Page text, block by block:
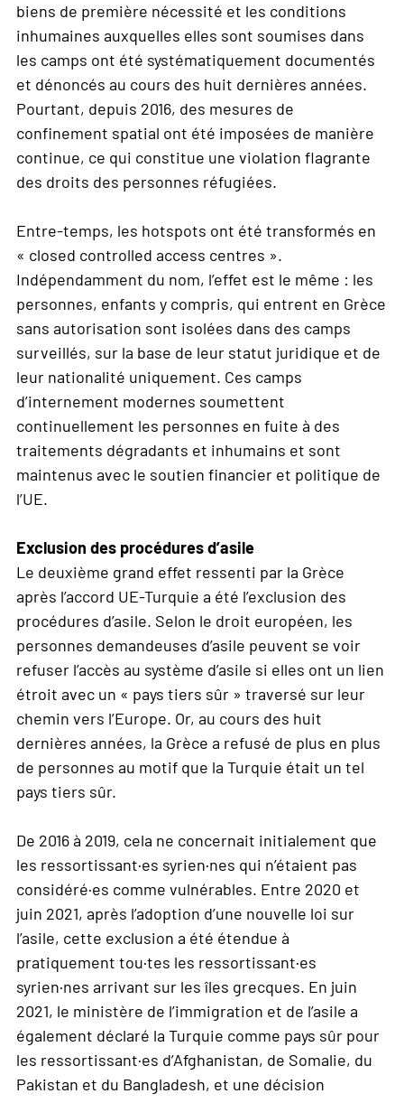
biens de première nécessité et les conditions
inhumaines auxquelles elles sont soumises dans
les camps ont été systématiquement documentés
et dénoncés au cours des huit dernières années.
Pourtant, depuis 2016, des mesures de
confinement spatial ont été imposées de manière
continue, ce qui constitue une violation flagrante
des droits des personnes réfugiées.
Entre-temps, les hotspots ont été transformés en
« closed controlled access centres ».
Indépendamment du nom, l’effet est le même : les
personnes, enfants y compris, qui entrent en Grèce
sans autorisation sont isolées dans des camps
surveillés, sur la base de leur statut juridique et de
leur nationalité uniquement. Ces camps
d’internement modernes soumettent
continuellement les personnes en fuite à des
traitements dégradants et inhumains et sont
maintenus avec le soutien financier et politique de
l’UE.
Exclusion des procédures d’asile
Le deuxième grand effet ressenti par la Grèce
après l’accord UE-Turquie a été l’exclusion des
procédures d’asile. Selon le droit européen, les
personnes demandeuses d’asile peuvent se voir
refuser l’accès au système d’asile si elles ont un lien
étroit avec un « pays tiers sûr » traversé sur leur
chemin vers l’Europe. Or, au cours des huit
dernières années, la Grèce a refusé de plus en plus
de personnes au motif que la Turquie était un tel
pays tiers sûr.
De 2016 à 2019, cela ne concernait initialement que
les ressortissant·es syrien·nes qui n’étaient pas
considéré·es comme vulnérables. Entre 2020 et
juin 2021, après l’adoption d’une nouvelle loi sur
l’asile, cette exclusion a été étendue à
pratiquement tou·tes les ressortissant·es
syrien·nes arrivant sur les îles grecques. En juin
2021, le ministère de l’immigration et de l’asile a
également déclaré la Turquie comme pays sûr pour
les ressortissant·es d’Afghanistan, de Somalie, du
Pakistan et du Bangladesh, et une décision